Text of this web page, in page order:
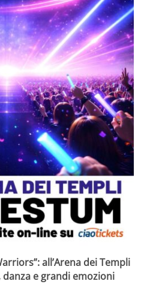
all’Arena dei Templi
e grandi emozioni